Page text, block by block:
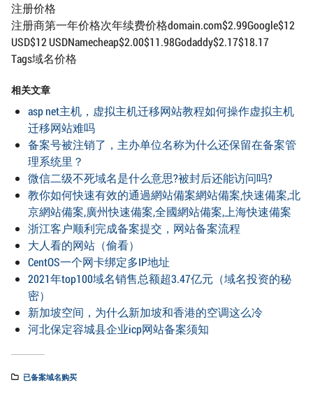
注册价格
注册商第一年价格次年续费价格domain.com$2.99Google$12
USD$12 USDNamecheap$2.00$11.98Godaddy$2.17$18.17
Tags域名价格
相关文章
asp net主机，虚拟主机迁移网站教程如何操作虚拟主机
迁移网站难吗
备案号被注销了，主办单位名称为什么还保留在备案管
理系统里？
微信二级不死域名是什么意思?被封后还能访问吗?
教你如何快速有效的通過網站備案網站備案,快速備案,北
京網站備案,廣州快速備案,全國網站備案,上海快速備案
浙江客户顺利完成备案提交，网站备案流程
大人看的网站（偷看）
CentOS一个网卡绑定多IP地址
2021年top100域名销售总额超3.47亿元（域名投资的秘
密）
新加坡空间，为什么新加坡和香港的空调这么冷
河北保定容城县企业icp网站备案须知
已备案域名购买